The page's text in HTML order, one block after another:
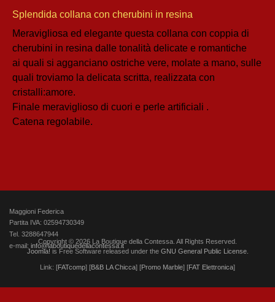
Splendida collana con cherubini in resina
Meravigliosa ed elegante questa collana con coppia di
cherubini in resina dalle tonalità delicate e romantiche
ai quali si agganciano ostriche vere, molate a mano, sulle
quali troviamo la delicata scritta, realizzata con
cristalli:amore.
Finale meraviglioso di cuori e perle artificiali .
Catena regolabile.
Maggioni Federica
Partita IVA: 02594730349
Tel. 3288647944
e-mail: info@laboutiquedellacontessa.it
Copyright © 2026 La Boutique della Contessa. All Rights Reserved.
Joomla! is Free Software released under the GNU General Public License.
Link: [FATcomp] [B&B LA Chicca] [Promo Marble] [FAT Elettronica]